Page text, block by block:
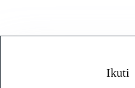
Ikuti